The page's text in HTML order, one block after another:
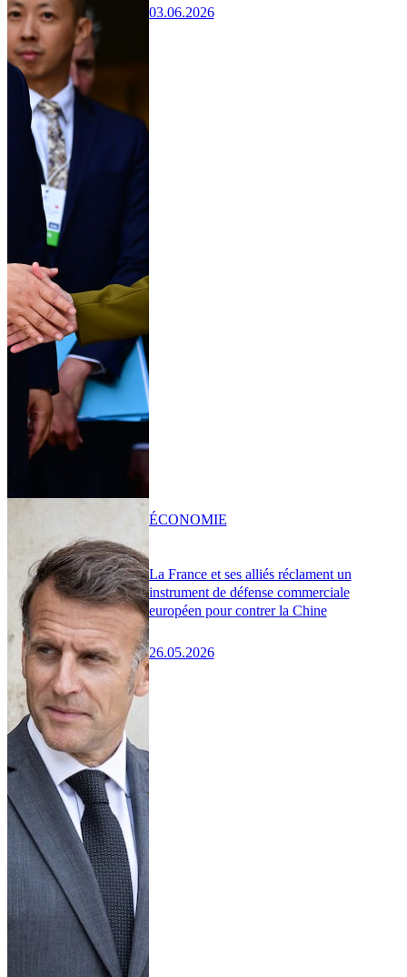
03.06.2026
La France et ses alliés réclament un
instrument de défense commerciale
européen pour contrer la Chine
26.05.2026
ÉCONOMIE